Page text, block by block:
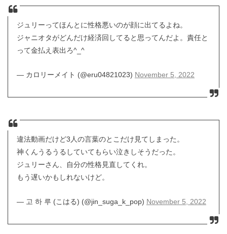
ジュリーってほんとに性格悪いのが顔に出てるよね。
ジャニオタがどんだけ経済回してると思ってんだよ。責任と
って金払え表出ろ^_^
— カロリーメイト (@eru04821023) November 5, 2022
違法動画だけど3人の言葉のとこだけ見てしまった。
神くんうるうるしていてもらい泣きしそうだった。
ジュリーさん、自分の性格見直してくれ。
もう遅いかもしれないけど。
— 고 하 루 (こはる) (@jin_suga_k_pop) November 5, 2022